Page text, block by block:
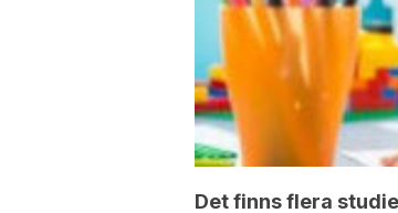
Det finns flera